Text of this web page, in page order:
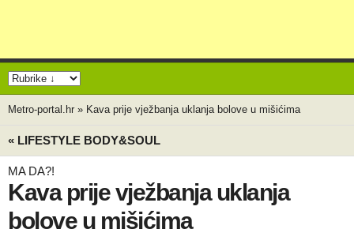
Metro-portal.hr » Kava prije vježbanja uklanja bolove u mišićima
« LIFESTYLE BODY&SOUL
MA DA?!
Kava prije vježbanja uklanja
bolove u mišićima